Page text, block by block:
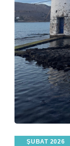
ŞUBAT 2026